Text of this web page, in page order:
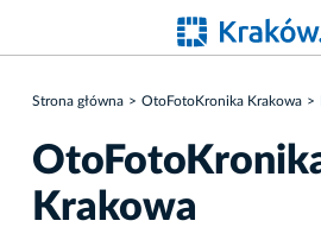
Strona główna OtoFotoKronika Krakowa
Krakowa